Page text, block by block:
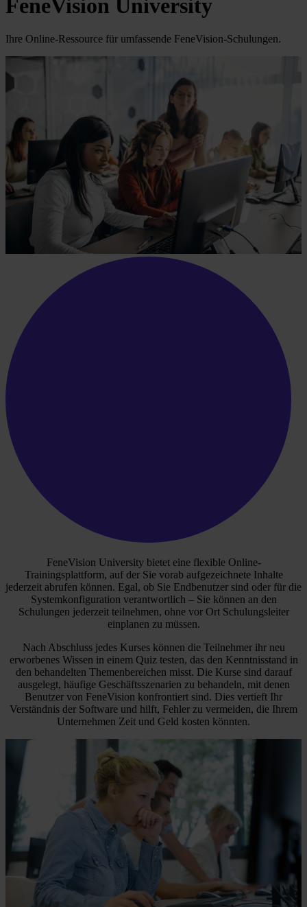
FeneVision University
Ihre Online-Ressource für umfassende FeneVision-Schulungen.
FeneVision University bietet eine flexible Online-
Trainingsplattform, auf der Sie vorab aufgezeichnete Inhalte
jederzeit abrufen können. Egal, ob Sie Endbenutzer sind oder für die
Systemkonfiguration verantwortlich – Sie können an den
Schulungen jederzeit teilnehmen, ohne vor Ort Schulungsleiter
einplanen zu müssen.
Nach Abschluss jedes Kurses können die Teilnehmer ihr neu
erworbenes Wissen in einem Quiz testen, das den Kenntnisstand in
den behandelten Themenbereichen misst. Die Kurse sind darauf
ausgelegt, häufige Geschäftsszenarien zu behandeln, mit denen
Benutzer von FeneVision konfrontiert sind. Dies vertieft Ihr
Verständnis der Software und hilft, Fehler zu vermeiden, die Ihrem
Unternehmen Zeit und Geld kosten könnten.